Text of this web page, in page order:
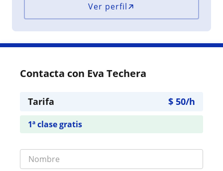
Ver perfil
Contacta con Eva Techera
Tarifa $ 50/h
1ª clase gratis